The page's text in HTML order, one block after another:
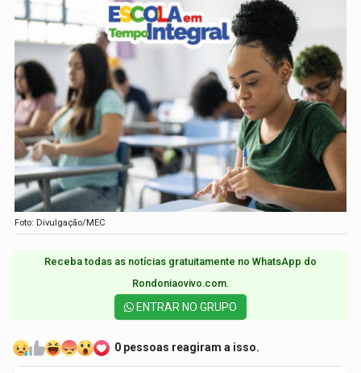
Foto: Divulgação/MEC
Receba todas as notícias gratuitamente no WhatsApp do
Rondoniaovivo.com.​
ENTRAR NO GRUPO
0 pessoas reagiram a isso.